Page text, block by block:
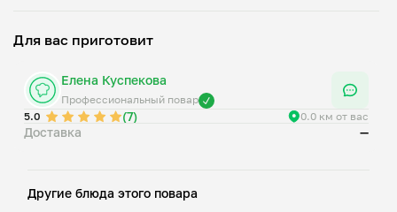
Для вас приготовит
Елена Куспекова
Профессиональный повар
5.0
(7) 0.0 км от вас
Доставка —
Другие блюда этого повара